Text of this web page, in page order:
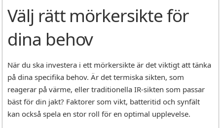
Välj rätt mörkersikte för
dina behov
När du ska investera i ett mörkersikte är det viktigt att tänka
på dina specifika behov. Är det termiska sikten, som
reagerar på värme, eller traditionella IR-sikten som passar
bäst för din jakt? Faktorer som vikt, batteritid och synfält
kan också spela en stor roll för en optimal upplevelse.